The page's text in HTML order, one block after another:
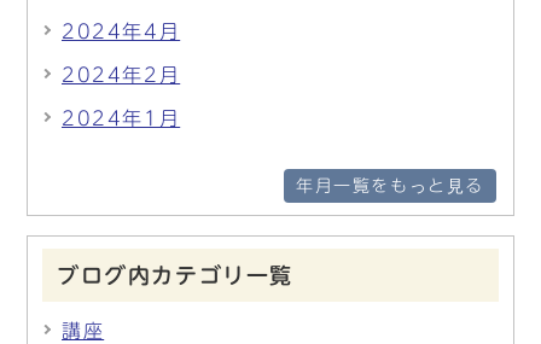
2024年4月
2024年2月
2024年1月
年月一覧をもっと見る
ブログ内カテゴリ一覧
講座